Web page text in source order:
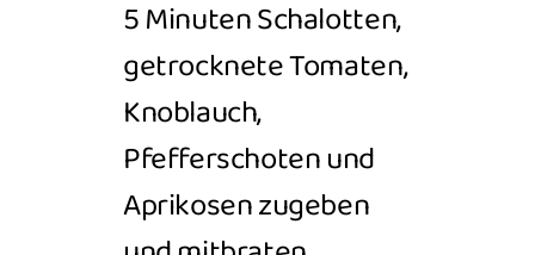
5 Minuten Schalotten,
getrocknete Tomaten,
Knoblauch,
Pfefferschotenund
Aprikosen zugeben